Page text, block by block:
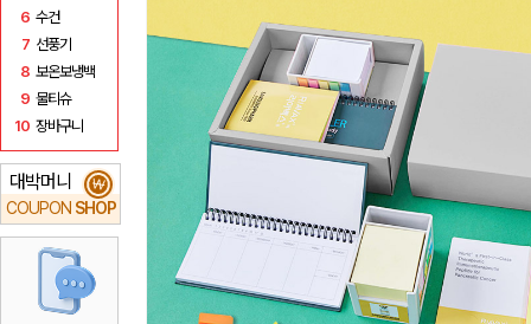
6 수건
7 선풍기
8 보온보냉백
9 물티슈
10 장바구니
대박머니
COUPON SHOP
₩